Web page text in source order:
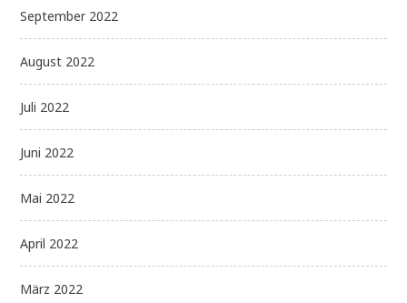
September 2022
August 2022
Juli 2022
Juni 2022
Mai 2022
April 2022
März 2022